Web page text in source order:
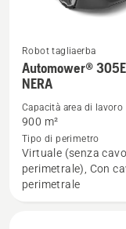
Vedi
maggiori
dettagli
su
Automower®
305E
NERA
Robot tagliaerba
Automower® 305E
NERA
Capacità area di lavoro
900 m²
Tipo di perimetro
Virtuale (senza cavo
perimetrale), Con
perimetrale